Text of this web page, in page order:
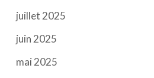
juillet 2025
juin 2025
mai 2025